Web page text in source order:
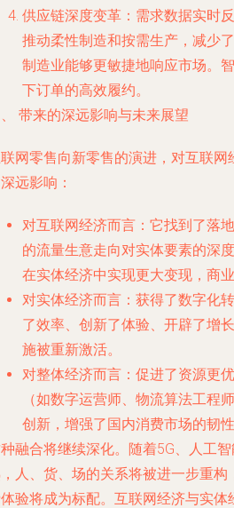
供应链深度变革 ：需求数据实时
推动柔性制造和按需生产，减少
制造业能够更敏捷地响应市场。
下订单的高效履约。
带来的深远影响与未来展望
网零售向新零售的演进，对互联
远影响：
对互联网经济而言 ：它找到了落
的流量生意走向对实体要素的深
在实体经济中实现更大变现，商
对实体经济而言 ：获得了数字化
了效率、创新了体验、开辟了增
施被重新激活。
对整体经济而言 ：促进了资源更
（如数字运营师、物流算法工程
创新，增强了国内消费市场的韧性
融合将继续深化。随着5G、人工
人、货、场的关系将被进一步重
验将成为标配。互联网经济与实